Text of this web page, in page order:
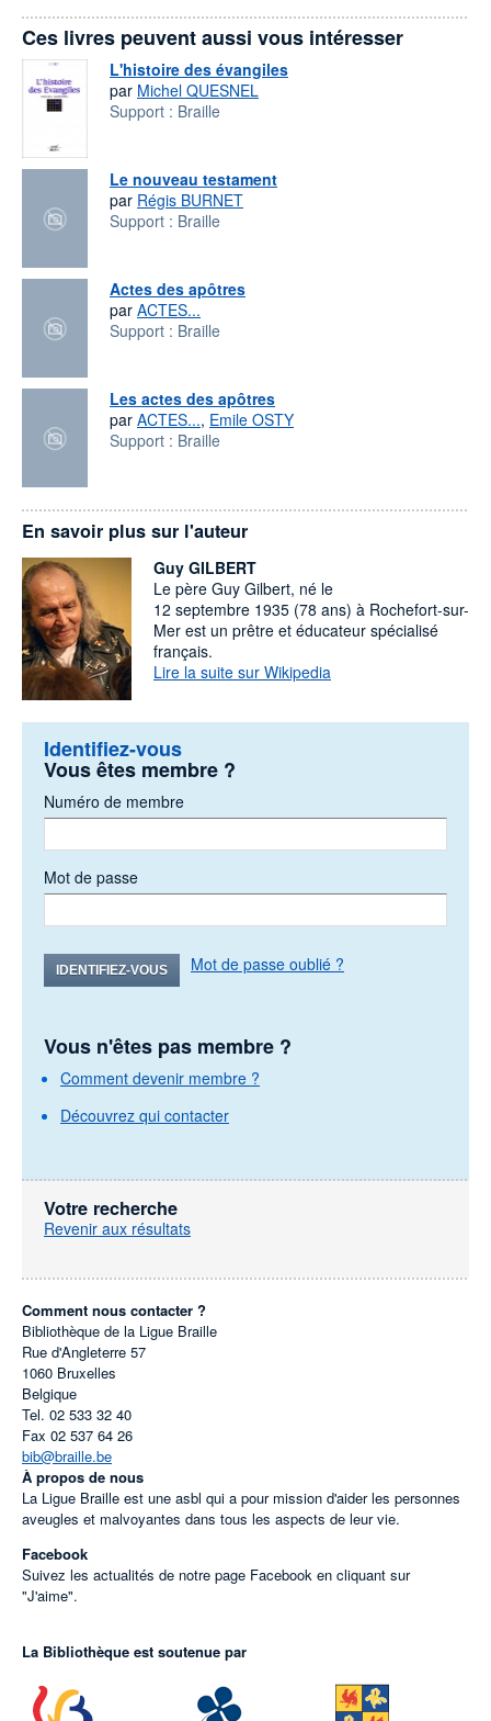
Ces livres peuvent aussi vous intéresser
L'histoire des évangiles
par Michel QUESNEL
Support : Braille
Le nouveau testament
par Régis BURNET
Support : Braille
Actes des apôtres
par ACTES...
Support : Braille
Les actes des apôtres
par ACTES..., Emile OSTY
Support : Braille
En savoir plus sur l'auteur
Guy GILBERT
Le père Guy Gilbert, né le
12 septembre 1935 (78 ans) à Rochefort-sur-
Mer est un prêtre et éducateur spécialisé
français.
Lire la suite sur Wikipedia
Identifiez-vous
Vous êtes membre ?
Numéro de membre
Mot de passe
IDENTIFIEZ-VOUS Mot de passe oublié ?
Vous n'êtes pas membre ?
Comment devenir membre ?
Découvrez qui contacter
Votre recherche
Revenir aux résultats
Comment nous contacter ?
Bibliothèque de la Ligue Braille
Rue d'Angleterre 57
1060 Bruxelles
Belgique
Tel. 02 533 32 40
Fax 02 537 64 26
bib@braille.be
À propos de nous
La Ligue Braille est une asbl qui a pour mission d'aider les personnes
aveugles et malvoyantes dans tous les aspects de leur vie.
Facebook
Suivez les actualités de notre page Facebook en cliquant sur
"J'aime".
La Bibliothèque est soutenue par